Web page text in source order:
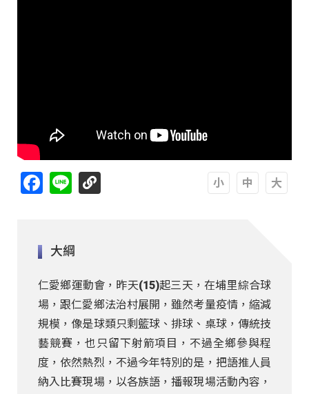
Facebook
Line
大綱
仁愛鄉運動會，昨天(15)起三天，在埔里綜合球
場，跟仁愛鄉法治村展開，雖然考量疫情，縮減
規模，像是球類只剩籃球、排球、桌球，傳統技
藝競賽，也只留下射箭項目，不過全鄉參與程
度，依然熱烈，不過今年特別的是，把語推人員
納入比賽現場，以各族語，播報現場活動內容，